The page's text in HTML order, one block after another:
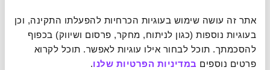
פרטים נוספים במדיניות הפרטיות שלנו.
בעלי אפקט כה מהותי על המין האנושי, שהן ישנו אותו לנצח. הם
יכניסו אותנו להלם, אבל יהיו מנחמים ומרפאים, כפי שהוא חווה
בהתנסות שלו.